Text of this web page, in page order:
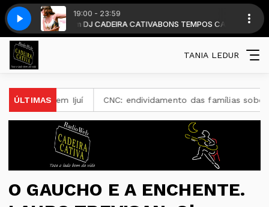
19:00 - 23:59
. com DJ CADEIRA CATIVABONS TEMPOS CADEIRA diariamente a
ÓTIMA L1 - SAMBA Maria Rita - Comportamento Geral ÓTIMA L1 -
TANIA LEDUR
ÚLTIMAS
em Ijuí CNC: endividamento das famílias sobe para 82%,
O GAUCHO E A ENCHENTE.